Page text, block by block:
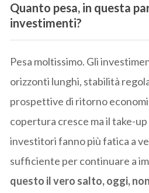
Quanto pesa, in questa
investimenti?
Pesa moltissimo. Gli
orizzonti lunghi, stabilità
prospettive di ritorno
copertura cresce ma il take-
investitori fanno più fatica a
sufficiente per continuare a
questo il vero salto, oggi,